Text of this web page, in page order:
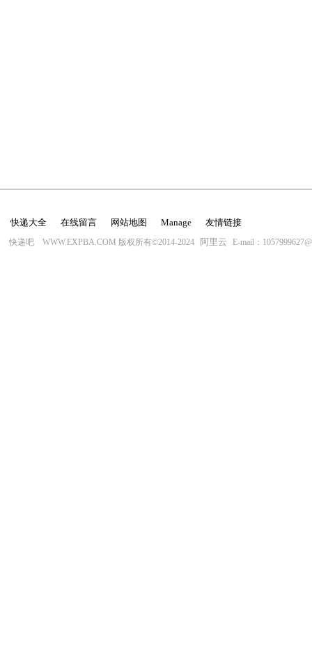
快递大全 在线留言 网站地图 Manage 友情链接
快递吧 WWW.EXPBA.COM 版权所有©2014-2024 阿里云 E-mail：